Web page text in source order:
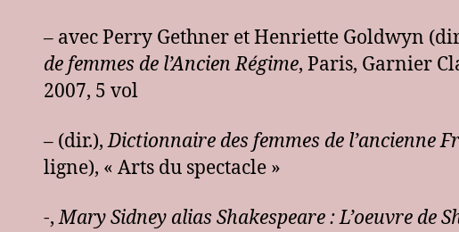
– avec Perry Gethner et Henriette Goldwyn
de femmes de l’Ancien Régime, Paris, Garnier
2007, 5 vol
– (dir.),Dictionnaire des femmes de l’ancienne
ligne), « Arts du spectacle »
-,Mary Sidney alias Shakespeare : L’oeuvre de